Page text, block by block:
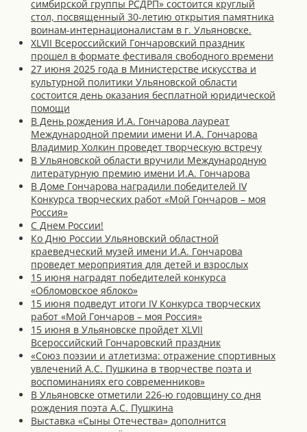
симбирской группы РСДРП» состоится круглый
стол, посвященный 30-летию открытия памятника
воинам-интернационалистам в г. Ульяновске.
XLVII Всероссийский Гончаровский праздник
прошел в формате фестиваля свободного времени
27 июня 2025 года в Министерстве искусства и
культурной политики Ульяновской области
состоится день оказания бесплатной юридической
помощи
В День рождения И.А. Гончарова лауреат
Международной премии имени И.А. Гончарова
Владимир Холкин проведет творческую встречу
В Ульяновской области вручили Международную
литературную премию имени И.А. Гончарова
В Доме Гончарова наградили победителей IV
Конкурса творческих работ «Мой Гончаров – моя
Россия»
С Днем России!
Ко Дню России Ульяновский областной
краеведческий музей имени И.А. Гончарова
проведет мероприятия для детей и взрослых
15 июня наградят победителей конкурса
«Обломовское яблоко»
15 июня подведут итоги IV Конкурса творческих
работ «Мой Гончаров – моя Россия»
15 июня в Ульяновске пройдет XLVII
Всероссийский Гончаровский праздник
«Союз поэзии и атлетизма: отражение спортивных
увлечений А.С. Пушкина в творчестве поэта и
воспоминаниях его современников»
В Ульяновске отметили 226-ю годовщину со дня
рождения поэта А.С. Пушкина
Выставка «Сыны Отечества» дополнится